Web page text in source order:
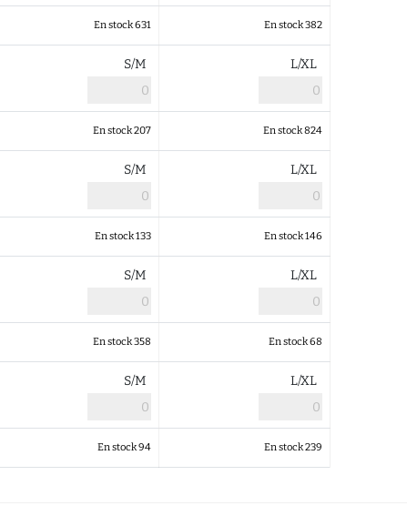
En stock 631 En stock 382
S/M L/XL
En stock 207 En stock 824
S/M L/XL
En stock 133 En stock 146
S/M L/XL
En stock 358 En stock 68
S/M L/XL
En stock 94 En stock 239